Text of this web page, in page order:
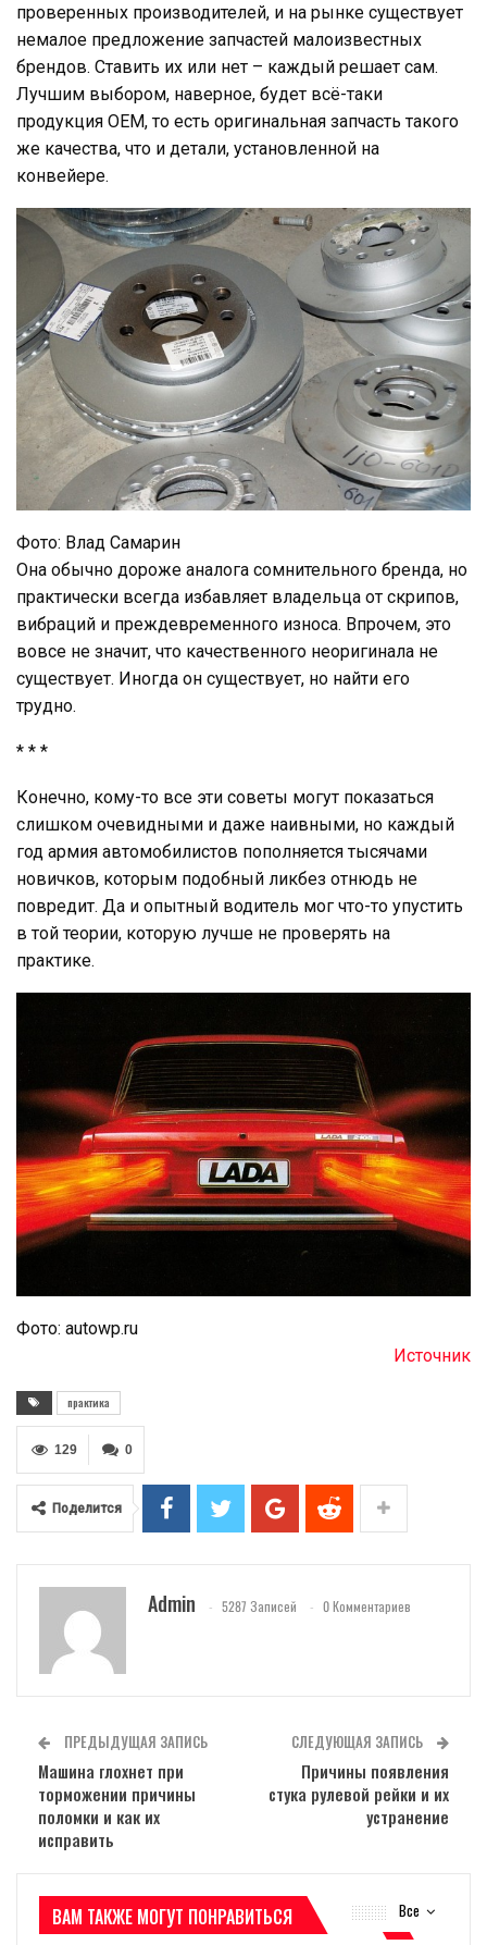
проверенных производителей, и на рынке существует
немалое предложение запчастей малоизвестных
брендов. Ставить их или нет – каждый решает сам.
Лучшим выбором, наверное, будет всё-таки
продукция ОЕМ, то есть оригинальная запчасть такого
же качества, что и детали, установленной на
конвейере.
Фото: Влад Самарин
Она обычно дороже аналога сомнительного бренда, но
практически всегда избавляет владельца от скрипов,
вибраций и преждевременного износа. Впрочем, это
вовсе не значит, что качественного неоригинала не
существует. Иногда он существует, но найти его
трудно.
* * *
Конечно, кому-то все эти советы могут показаться
слишком очевидными и даже наивными, но каждый
год армия автомобилистов пополняется тысячами
новичков, которым подобный ликбез отнюдь не
повредит. Да и опытный водитель мог что-то упустить
в той теории, которую лучше не проверять на
практике.
Фото: autowp.ru
Источник
практика
0
129
Поделится
Admin 5287 Записей 0 Комментариев
ПРЕДЫДУЩАЯ ЗАПИСЬ
Машина глохнет при
торможении причины
поломки и как их
исправить
СЛЕДУЮЩАЯ ЗАПИСЬ
Причины появления
стука рулевой рейки и их
устранение
Все
ВАМ ТАКЖЕ МОГУТ ПОНРАВИТЬСЯ